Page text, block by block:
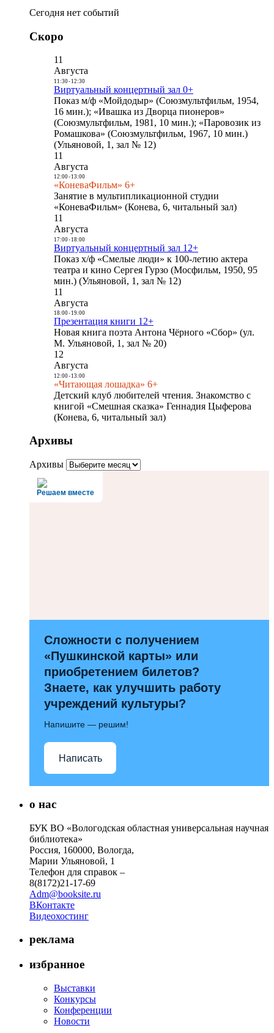
Сегодня нет событий
Скоро
11
Августа
11:30- 12:30
Виртуальный концертный зал 0+
Показ м/ф «Мойдодыр» (Союзмультфильм, 1954,
16 мин.); «Ивашка из Дворца пионеров»
(Союзмультфильм, 1981, 10 мин.); «Паровозик из
Ромашкова» (Союзмультфильм, 1967, 10 мин.)
(Ульяновой, 1, зал № 12)
11
Августа
12:00- 13:00
«КоневаФильм» 6+
Занятие в мультипликационной студии
«КоневаФильм» (Конева, 6, читальный зал)
11
Августа
17:00- 18:00
Виртуальный концертный зал 12+
Показ х/ф «Смелые люди» к 100-летию актера
театра и кино Сергея Гурзо (Мосфильм, 1950, 95
мин.) (Ульяновой, 1, зал № 12)
11
Августа
18:00- 19:00
Презентация книги 12+
Новая книга поэта Антона Чёрного «Сбор» (ул.
М. Ульяновой, 1, зал № 20)
12
Августа
12:00- 13:00
«Читающая лошадка» 6+
Детский клуб любителей чтения. Знакомство с
книгой «Смешная сказка» Геннадия Цыферова
(Конева, 6, читальный зал)
Архивы
Архивы
Решаем вместе
Сложности с получением
«Пушкинской карты» или
приобретением билетов?
Знаете, как улучшить работу
учреждений культуры?
Напишите — решим!
Написать
о нас
БУК ВО «Вологодская областная универсальная научная
библиотека»
Россия, 160000, Вологда,
Марии Ульяновой, 1
Телефон для справок –
8(8172)21-17-69
Adm@booksite.ru
ВКонтакте
Видеохостинг
реклама
избранное
Выставки
Конкурсы
Конференции
Новости